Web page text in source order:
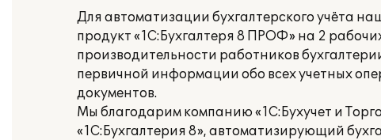
Для автоматизации бухгалтерского учёта
продукт «1С:Бухгалтеря 8 ПРОФ» на 2
производительности работников
первичной информации обо всех учетных
документов.
Мы благодарим компанию «1С:Бухучет и
«1С:Бухгалтерия 8», автоматизирующий